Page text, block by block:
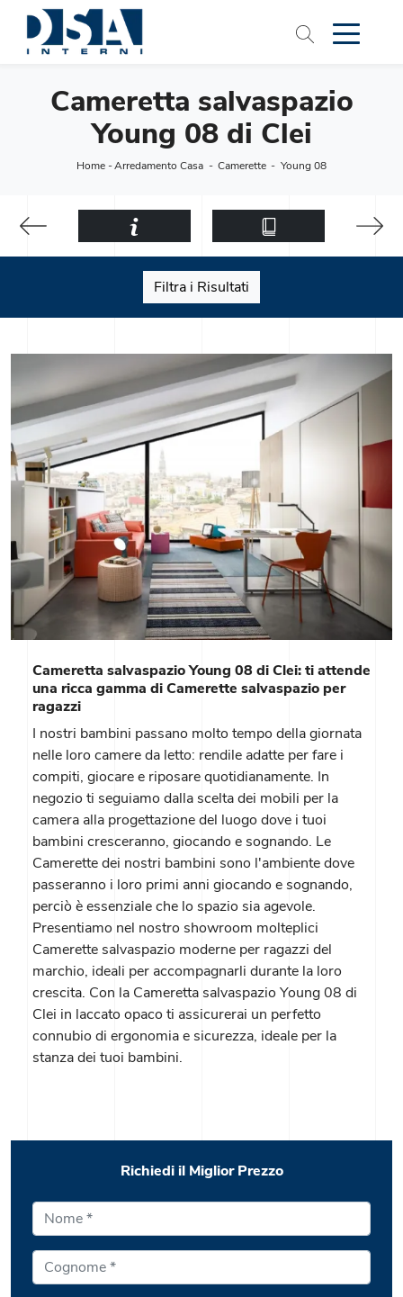
Cameretta salvaspazio
Young 08 di Clei
Home-Arredamento Casa - Camerette - Young 08
Filtra i Risultati
Cameretta salvaspazio Young 08 di Clei: ti attende
una ricca gamma di Camerette salvaspazio per
ragazzi
I nostri bambini passano molto tempo della giornata
nelle loro camere da letto: rendile adatte per fare i
compiti, giocare e riposare quotidianamente. In
negozio ti seguiamo dalla scelta dei mobili per la
camera alla progettazione del luogo dove i tuoi
bambini cresceranno, giocando e sognando. Le
Camerette dei nostri bambini sono l'ambiente dove
passeranno i loro primi anni giocando e sognando,
perciò è essenziale che lo spazio sia agevole.
Presentiamo nel nostro showroom molteplici
Camerette salvaspazio moderne per ragazzi del
marchio, ideali per accompagnarli durante la loro
crescita. Con la Cameretta salvaspazio Young 08 di
Clei in laccato opaco ti assicurerai un perfetto
connubio di ergonomia e sicurezza, ideale per la
stanza dei tuoi bambini.
Richiedi il Miglior Prezzo